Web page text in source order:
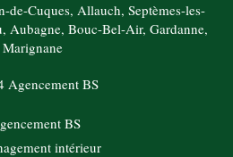
de-Cuques, Allauch, Septèmes-les-
Aubagne, Bouc-Bel-Air, Gardanne,
Marignane
Agencement BS
BS
intérieur